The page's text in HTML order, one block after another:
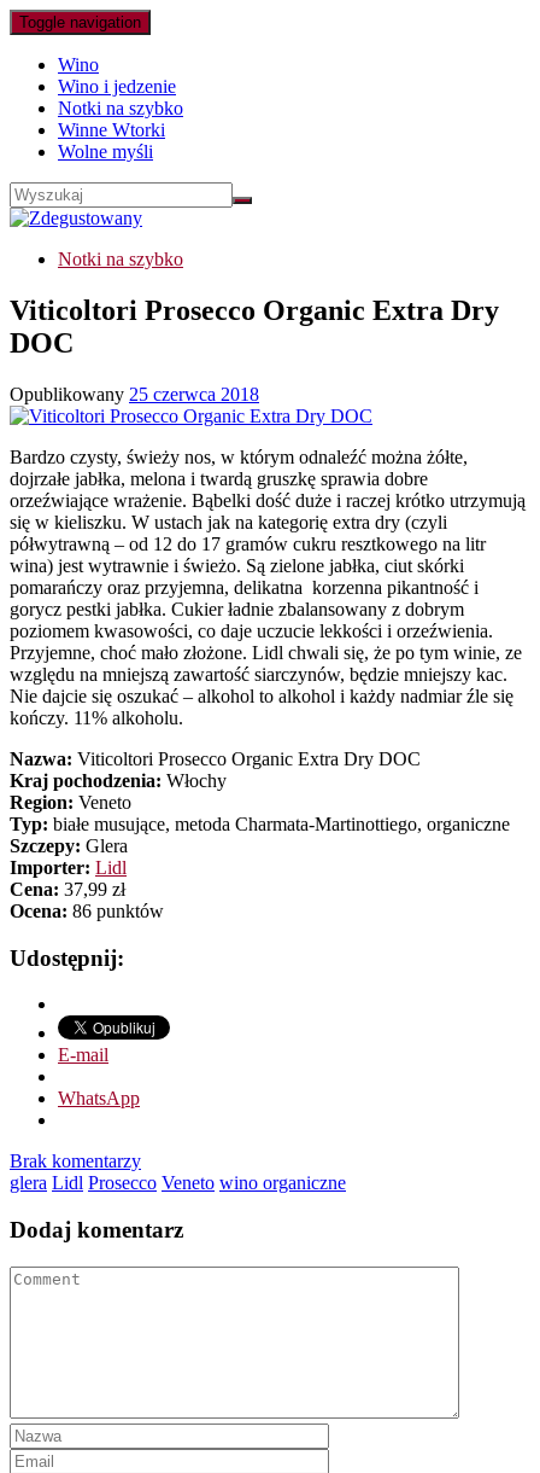
Toggle navigation
Wino
Wino i jedzenie
Notki na szybko
Winne Wtorki
Wolne myśli
Notki na szybko
Viticoltori Prosecco Organic Extra Dry
DOC
Opublikowany 25 czerwca 2018
Bardzo czysty, świeży nos, w którym odnaleźć można żółte,
dojrzałe jabłka, melona i twardą gruszkę sprawia dobre
orzeźwiające wrażenie. Bąbelki dość duże i raczej krótko utrzymują
się w kieliszku. W ustach jak na kategorię extra dry (czyli
półwytrawną – od 12 do 17 gramów cukru resztkowego na litr
wina) jest wytrawnie i świeżo. Są zielone jabłka, ciut skórki
pomarańczy oraz przyjemna, delikatna korzenna pikantność i
gorycz pestki jabłka. Cukier ładnie zbalansowany z dobrym
poziomem kwasowości, co daje uczucie lekkości i orzeźwienia.
Przyjemne, choć mało złożone. Lidl chwali się, że po tym winie, ze
względu na mniejszą zawartość siarczynów, będzie mniejszy kac.
Nie dajcie się oszukać – alkohol to alkohol i każdy nadmiar źle się
kończy. 11% alkoholu.
Nazwa: Viticoltori Prosecco Organic Extra Dry DOC
Kraj pochodzenia: Włochy
Region: Veneto
Typ: białe musujące, metoda Charmata-Martinottiego, organiczne
Szczepy: Glera
Importer: Lidl
Cena: 37,99 zł
Ocena: 86 punktów
Udostępnij:
E-mail
WhatsApp
Brak komentarzy
glera Lidl Prosecco Veneto wino organiczne
Dodaj komentarz